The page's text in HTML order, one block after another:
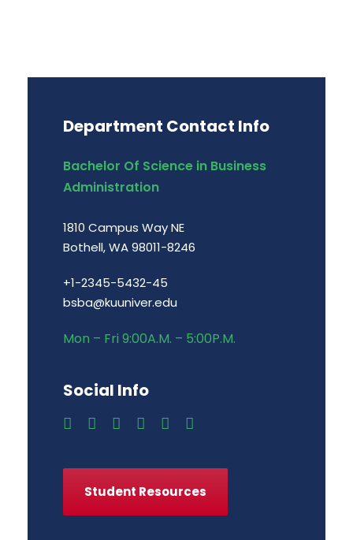
Department Contact Info
Bachelor Of Science in Business
Administration
1810 Campus Way NE
Bothell, WA 98011-8246
+1-2345-5432-45
bsba@kuuniver.edu
Mon – Fri 9:00A.M. – 5:00P.M.
Social Info
Student Resources